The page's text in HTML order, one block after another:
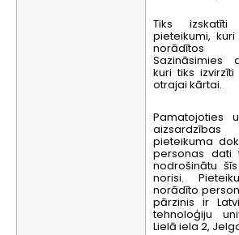
Tiks
pieteikumi,
norādītos
Sazināsimies
kuri tiks
otrajai kārtai.
Pamatojoties
pieteikuma
personas dati
nodrošinātu
norisi.
norādīto
pārzinis ir
tehnoloģiju
Lielā iela 2,